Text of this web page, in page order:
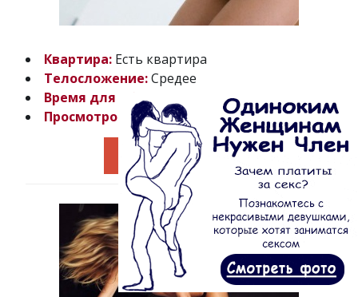
Квартира: Есть квартира
Телосложение:Средее
Время для общения
с 13:00 до 03:00
Просмотров:19939
Перейти к анкете